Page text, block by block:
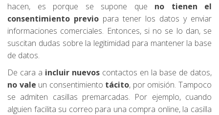
hacen, es porque se supone que no tienen el
consentimiento previo para tener los datos y enviar
informaciones comerciales. Entonces, si no se lo dan, se
suscitan dudas sobre la legitimidad para mantener la base
de datos.
De cara a incluir nuevos contactos en la base de datos,
no vale un consentimiento tácito, por omisión. Tampoco
se admiten casillas premarcadas. Por ejemplo, cuando
alguien facilita su correo para una compra online, la casilla